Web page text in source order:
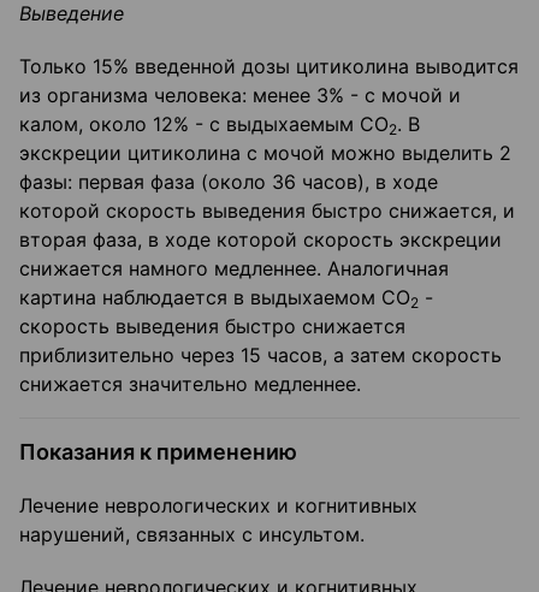
Выведение
Только 15% введенной дозы цитиколина выводится
из организма человека: менее 3% - с мочой и
калом, около 12% - с выдыхаемым СО2. В
экскреции цитиколина с мочой можно выделить 2
фазы: первая фаза (около 36 часов), в ходе
которой скорость выведения быстро снижается, и
вторая фаза, в ходе которой скорость экскреции
снижается намного медленнее. Аналогичная
картина наблюдается в выдыхаемом СО2 -
скорость выведения быстро снижается
приблизительно через 15 часов, а затем скорость
снижается значительно медленнее.
Показания к применению
Лечение неврологических и когнитивных
нарушений, связанных с инсультом.